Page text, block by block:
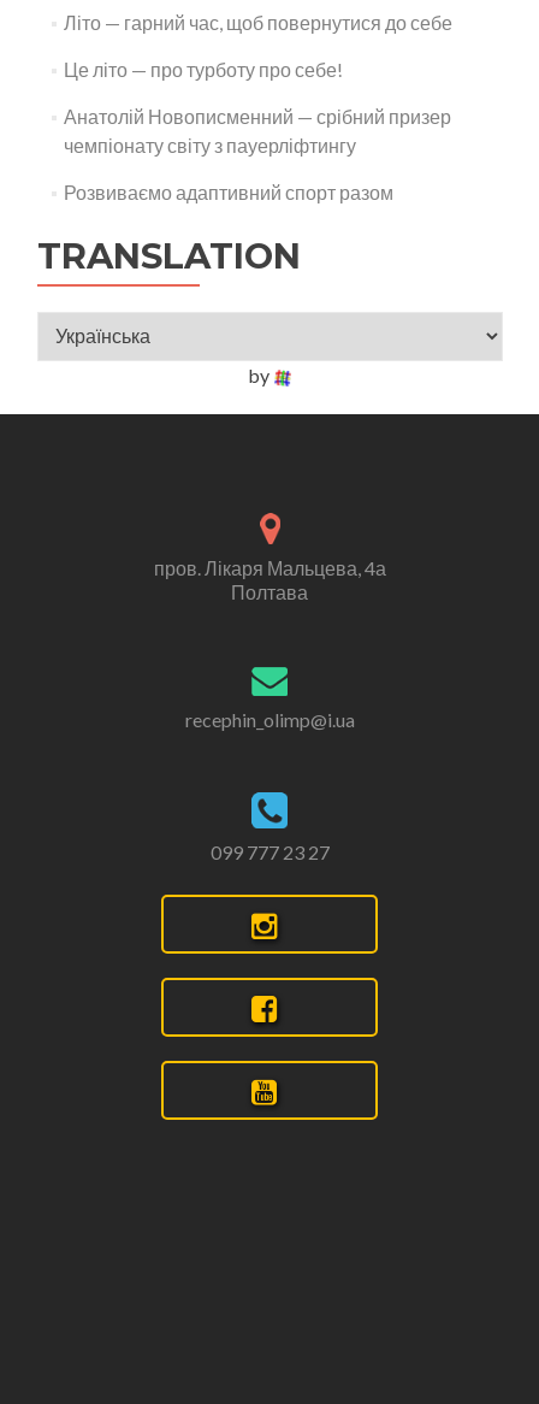
Літо — гарний час, щоб повернутися до себе
Це літо — про турботу про себе!
Анатолій Новописменний — срібний призер
чемпіонату світу з пауерліфтингу
Розвиваємо адаптивний спорт разом
TRANSLATION
by
пров. Лікаря Мальцева, 4а
Полтава
recephin_olimp@i.ua
099 777 23 27